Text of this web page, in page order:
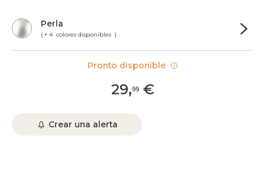
Perla
( + 4 colores disponibles )
29,99€
Crear una alerta